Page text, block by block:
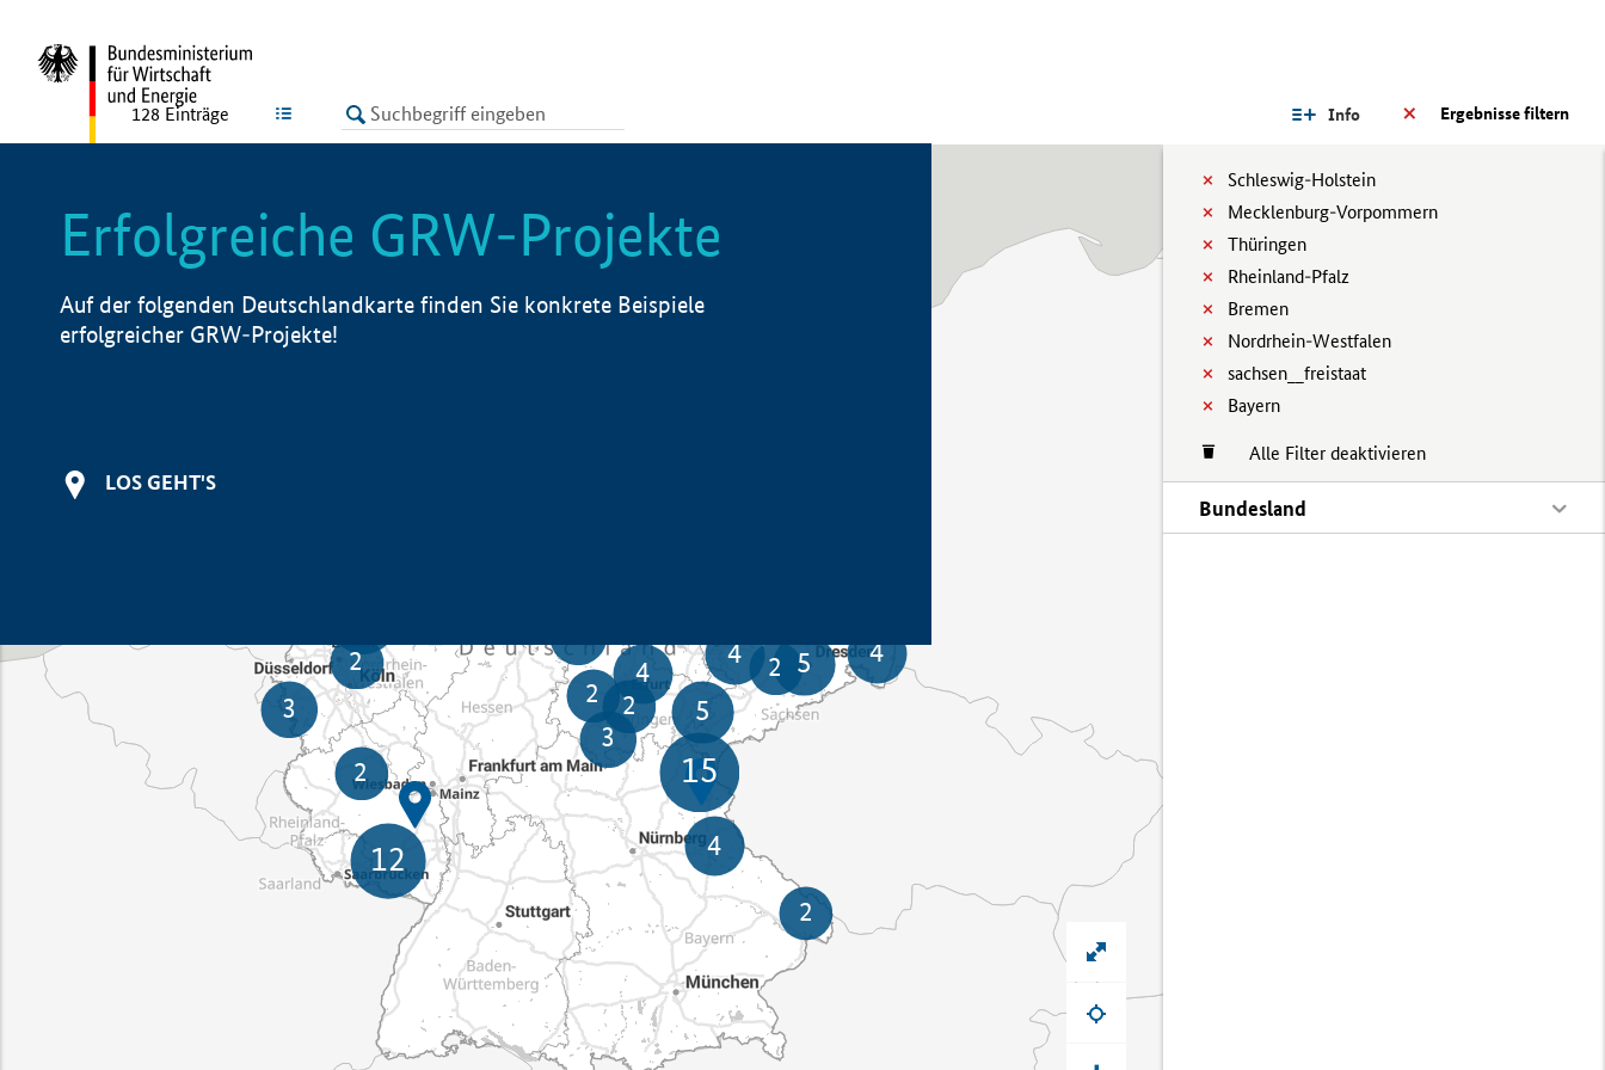
LISTE Ergebnisse filtern
Info
Schleswig-Holstein
Mecklenburg-Vorpommern
Thüringen
Rheinland-Pfalz
Bremen
Nordrhein-Westfalen
sachsen__freistaat
Bayern
Alle Filter deaktivieren
Bundesland
128 Einträge
Erfolgreiche GRW-Projekte
Auf der folgenden Deutschlandkarte finden Sie konkrete Beispiele
erfolgreicher GRW-Projekte!
LOS GEHT'S